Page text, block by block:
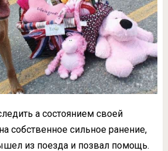
а состоянием своей
собственное сильное ранение,
из поезда и позвал помощь.